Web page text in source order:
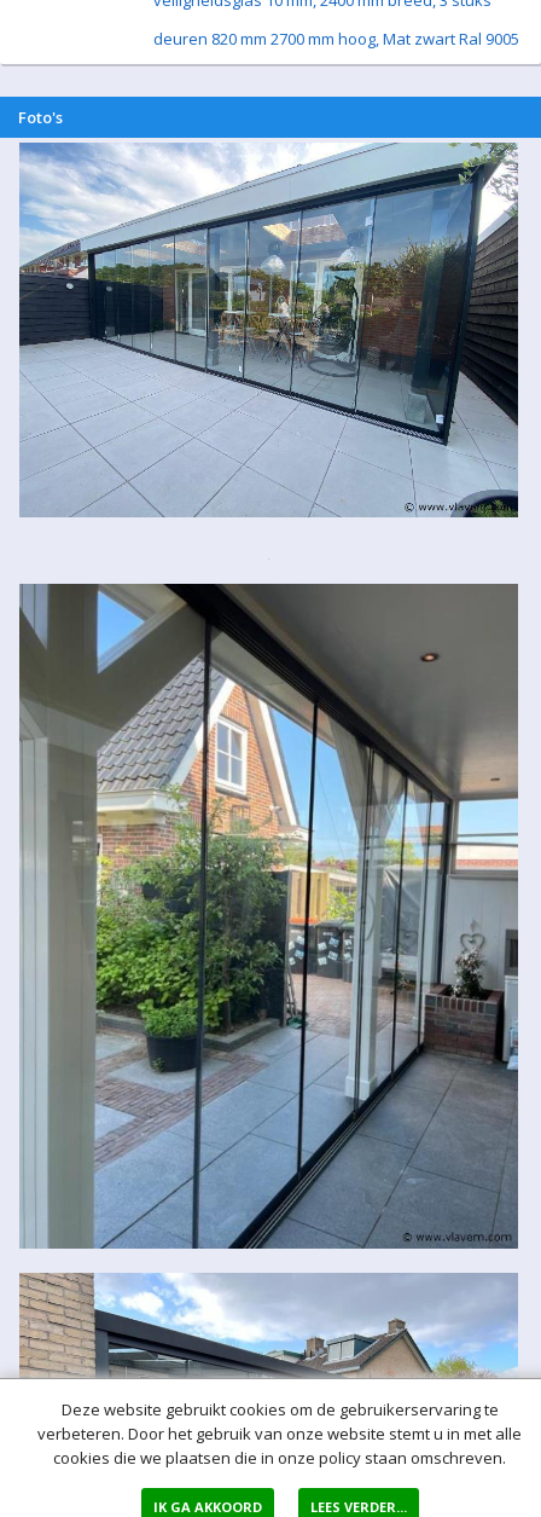
deuren 820 mm 2700 mm hoog, Mat zwart Ral 9005
Foto's
Deze website gebruikt cookies om de gebruikerservaring te
verbeteren. Door het gebruik van onze website stemt u in met alle
cookies die we plaatsen die in onze policy staan omschreven.
IK GA AKKOORD LEES VERDER...